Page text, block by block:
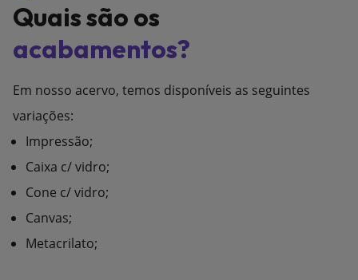
Quais são os
acabamentos?
Em nosso acervo, temos disponíveis as seguintes
variações:
Impressão;
Caixa c/ vidro;
Cone c/ vidro;
Canvas;
Metacrilato;